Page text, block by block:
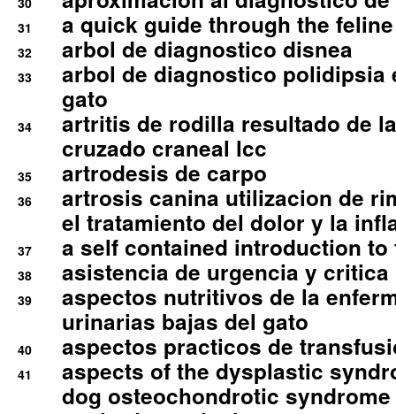
31 a quick guide through the
32 arbol de diagnostico disnea
33
arbol de diagnostico polidipsia
gato
34
artritis de rodilla resultado de
cruzado craneal lcc
35 artrodesis de carpo
36
artrosis canina utilizacion de
el tratamiento del dolor y la
37 a self contained introduction
38 asistencia de urgencia y
39
aspectos nutritivos de la
urinarias bajas del gato
40 aspectos practicos de
41
aspects of the dysplastic
dog osteochondrotic syndrome